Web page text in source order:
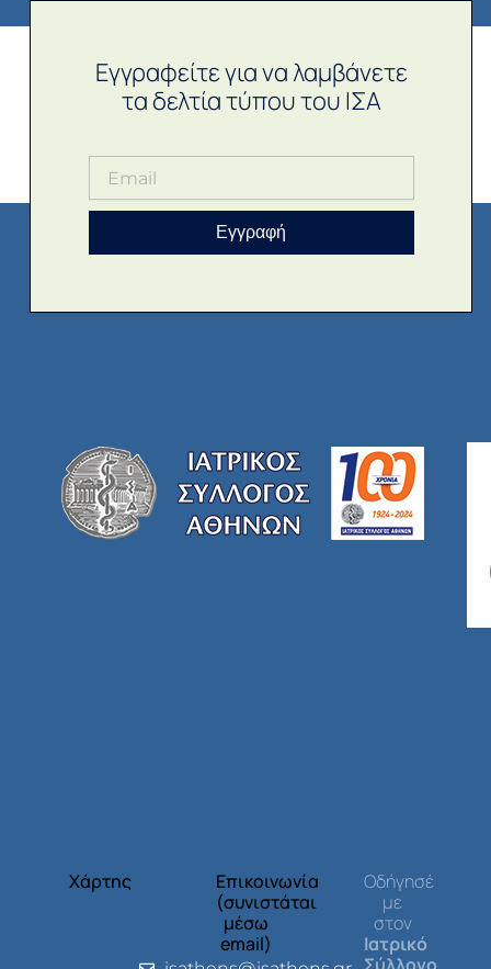
Εγγραφείτε για να λαμβάνετε
τα δελτία τύπου του ΙΣΑ
Εγγραφή
Χάρτης
Επικοινωνία
(συνιστάται
μέσω
email)
Οδήγησέ
με
στον
Ιατρικό